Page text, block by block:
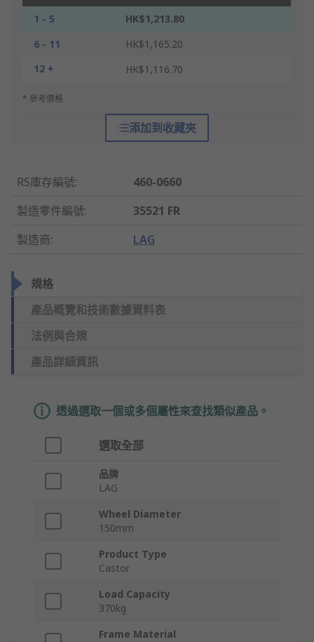
1 - 5
HK$1,213.80
6 - 11
HK$1,165.20
12 +
HK$1,116.70
* 參考價格
添加到收藏夾
RS庫存編號:
460-0660
製造零件編號:
35521 FR
製造商: LAG
規格
產品概覽和技術數據資料表
法例與合規
產品詳細資訊
透過選取一個或多個屬性來查找類似產品。
選取全部
品牌
LAG
Wheel Diameter
150mm
Product Type
Castor
Load Capacity
370kg
Frame Material